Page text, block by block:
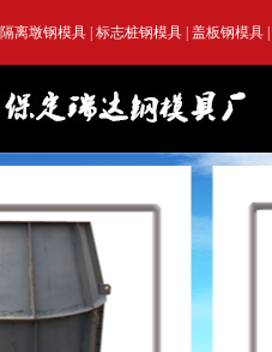
隔离墩钢模具 标志桩钢模具 盖板钢模具